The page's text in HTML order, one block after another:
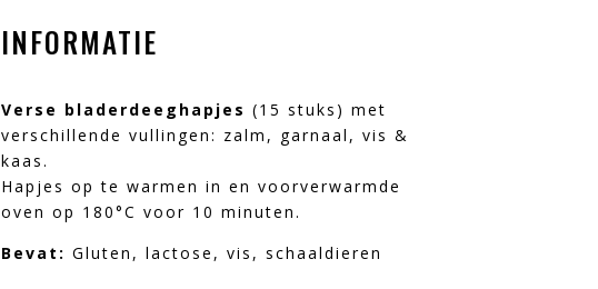
INFORMATIE
Verse bladerdeeghapjes (15 stuks) met
verschillende vullingen: zalm, garnaal, vis &
kaas.
Hapjes op te warmen in en voorverwarmde
oven op 180°C voor 10 minuten.
Bevat: Gluten, lactose, vis, schaaldieren